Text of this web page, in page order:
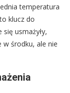
temperatura
klucz do
usmażyły,
w środku, ale nie